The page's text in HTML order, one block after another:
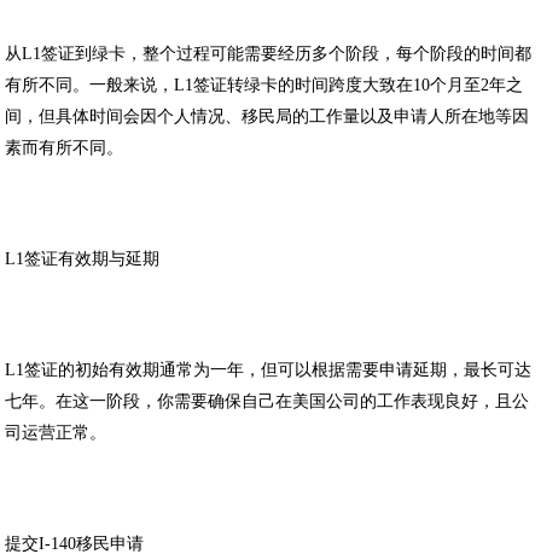
从L1签证到绿卡，整个过程可能需要经历多个阶段，每个阶段的时间都
有所不同。一般来说，L1签证转绿卡的时间跨度大致在10个月至 2年之
间，但具体时间会因个人情况、移民局的工作量以及申请人所在地等因
素而有所不同。
‌L1签证有效期与延期
L1签证的初始有效期通常为一年，但可以根据需要申请延期，最长可达
七年。在这一阶段，你需要确保自己在美国公司的工作表现良好，且公
司运营正常。
提交I-140移民申请